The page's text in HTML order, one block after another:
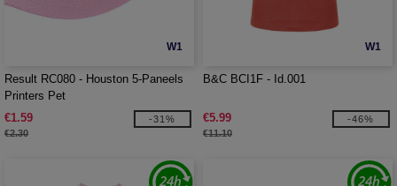
W1
Result RC080 - Houston 5-Paneels
Printers Pet
€1.59
€2.30
-31%
W1
B&C BCI1F - Id.001
€5.99
€11.10
-46%